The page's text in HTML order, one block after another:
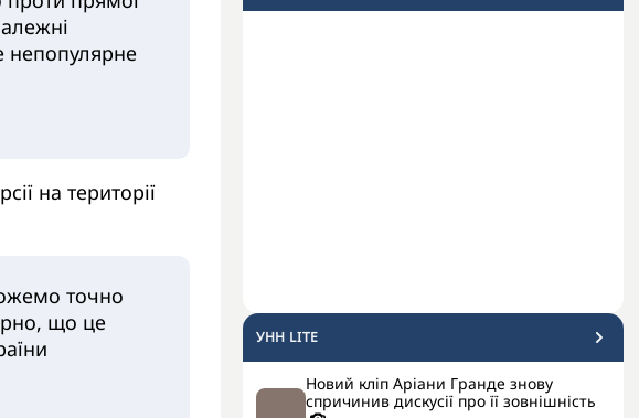
УНН LITE
Новий кліп Аріани Гранде знову
спричинив дискусії про її зовнішність
непопулярне
на території
точно
що це